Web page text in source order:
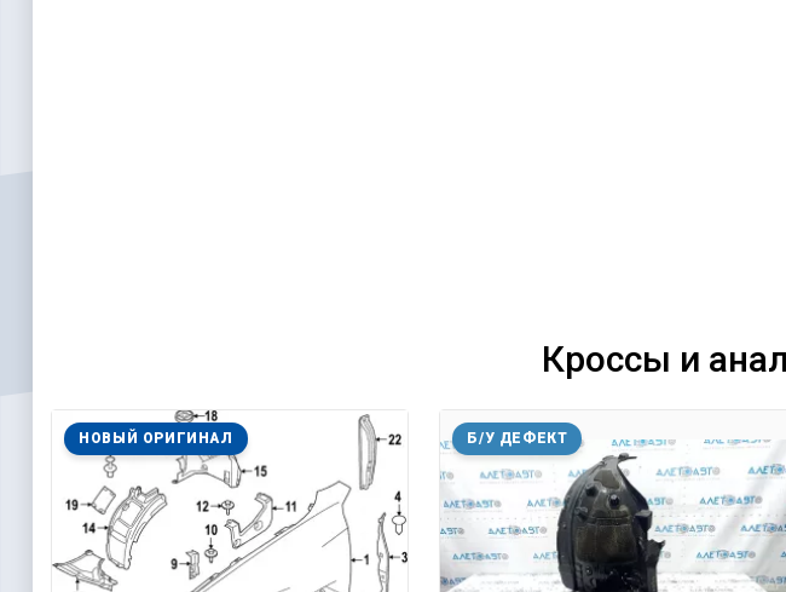
Кроссы и
НОВЫЙ ОРИГИНАЛ Б/У ДЕФЕКТ